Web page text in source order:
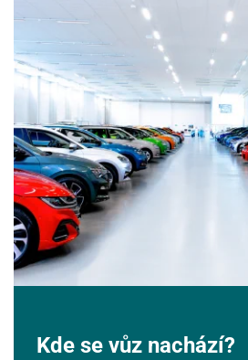
Kde se vůz nachází?
29
3
10 11 12 13
17 18 19 20
24 25 26
31 1